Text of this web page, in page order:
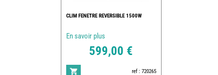
CLIM FENETRE REVERSIBLE 1500W
En savoir plus
599,00 €
ref : 720265